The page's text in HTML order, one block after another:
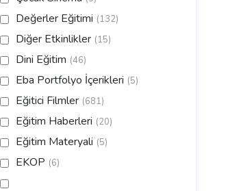
Değerler Eğitimi (132)
Diğer Etkinlikler (15)
Dini Eğitim (46)
Eba Portfolyo İçerikleri (5)
Eğitici Filmler (681)
Eğitim Haberleri (20)
Eğitim Materyali (5)
EKOP (6)